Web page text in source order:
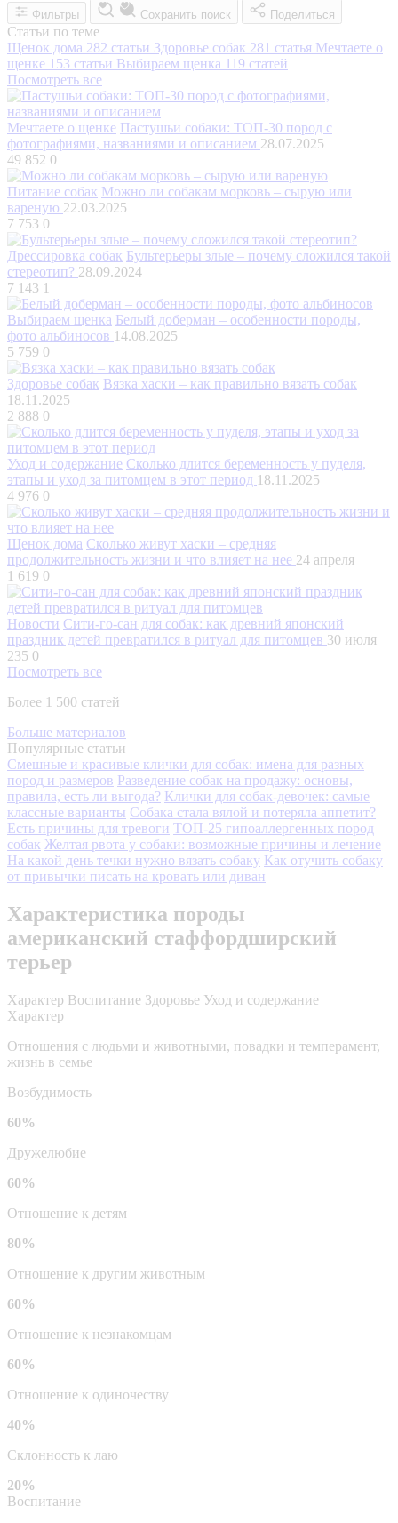
Фильтры Сохранить поиск Поделиться
Статьи по теме
Щенок дома 282 статьи Здоровье собак 281 статья Мечтаете о
щенке 153 статьи Выбираем щенка 119 статей
Посмотреть все
Мечтаете о щенке Пастушьи собаки: ТОП-30 пород с
фотографиями, названиями и описанием 28.07.2025
49 852 0
Питание собак Можно ли собакам морковь – сырую или
вареную 22.03.2025
7 753 0
Дрессировка собак Бультерьеры злые – почему сложился такой
стереотип? 28.09.2024
7 143 1
Выбираем щенка Белый доберман – особенности породы,
фото альбиносов 14.08.2025
5 759 0
Здоровье собак Вязка хаски – как правильно вязать собак
18.11.2025
2 888 0
Уход и содержание Сколько длится беременность у пуделя,
этапы и уход за питомцем в этот период 18.11.2025
4 976 0
Щенок дома Сколько живут хаски – средняя
продолжительность жизни и что влияет на нее 24 апреля
1 619 0
Новости Сити-го-сан для собак: как древний японский
праздник детей превратился в ритуал для питомцев 30 июля
235 0
Посмотреть все
Более 1 500 статей
Больше материалов
Популярные статьи
Смешные и красивые клички для собак: имена для разных
пород и размеров Разведение собак на продажу: основы,
правила, есть ли выгода? Клички для собак-девочек: самые
классные варианты Собака стала вялой и потеряла аппетит?
Есть причины для тревоги ТОП-25 гипоаллергенных пород
собак Желтая рвота у собаки: возможные причины и лечение
На какой день течки нужно вязать собаку Как отучить собаку
от привычки писать на кровать или диван
Характеристика породы
американский стаффордширский
терьер
Характер Воспитание Здоровье Уход и содержание
Характер
Отношения с людьми и животными, повадки и темперамент,
жизнь в семье
Возбудимость
60%
Дружелюбие
60%
Отношение к детям
80%
Отношение к другим животным
60%
Отношение к незнакомцам
60%
Отношение к одиночеству
40%
Склонность к лаю
20%
Воспитание